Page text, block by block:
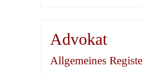
Advokat
Allgemeines